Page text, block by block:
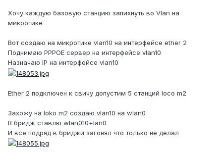
Хочу каждую базовую станцию запихнуть во Vlan на
микротике
Вот создаю на микротике vlan10 на интерфейсе ether 2
Поднимаю PPPOE сервер на интерфейсе vlan10
Назначаю IP на интерфейсе vlan10
Ether 2 подключен к свичу допустим 5 станций loco m2
Захожу на loko m2 создаю vlan10 на wlan0
В бридж ставлю wlan010+lan0
И все подряд в бриджи загонял что только не делал